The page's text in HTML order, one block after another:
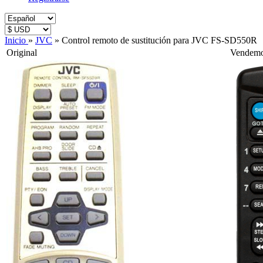
Inicio » JVC » Control remoto de sustitución para JVC FS-SD550R
Original